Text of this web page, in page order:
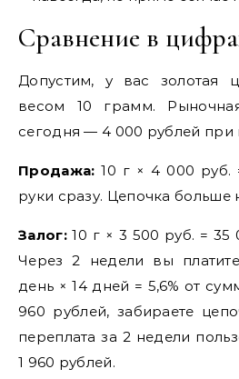
Сравнение в
Допустим, у вас золотая
весом 10 грамм.
сегодня — 4 000 рублей при
Продажа: 10 г × 4 000 руб.
руки сразу. Цепочка больше
Залог:10 г × 3 500 руб. = 35
Через 2 недели вы
день × 14 дней = 5,6% от
960 рублей, забираете
переплата за 2 недели
1 960 рублей.